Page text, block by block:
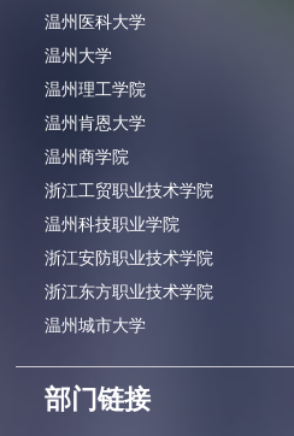
温州医科大学
温州大学
温州理工学院
温州肯恩大学
温州商学院
浙江工贸职业技术学院
温州科技职业学院
浙江安防职业技术学院
浙江东方职业技术学院
温州城市大学
部门链接